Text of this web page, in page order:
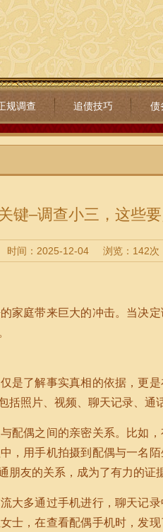
规调查 追债技巧 债
键–调查小三，这些
时间：2025-12-04 浏览：142次
家庭带来巨大的冲击。当决
是了解事实真相的依据，更
照片、视频、聊天记录、通
配偶之间的亲密关系。比如
，用手机拍摄到配偶与一名
友的关系，成为了有力的证
大多通过手机进行，聊天记
士，在查看配偶手机时，发